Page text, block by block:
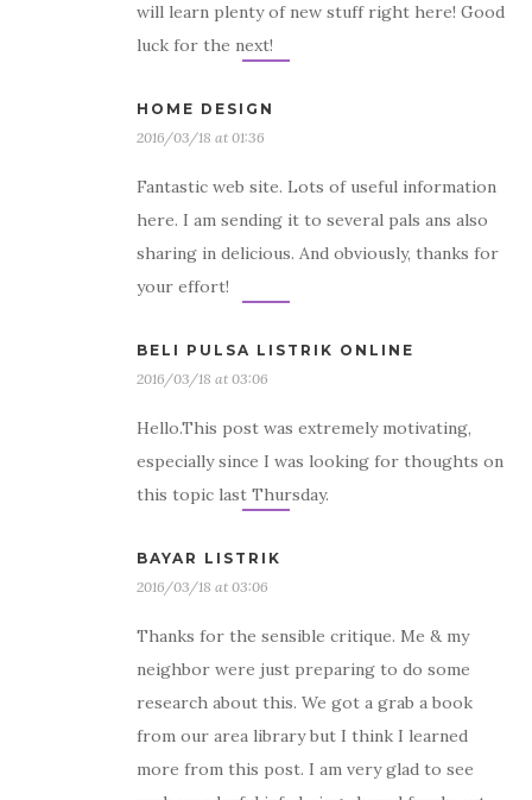
will learn plenty of new stuff right here! Good
luck for the next!
HOME DESIGN
2016/03/18 at 01:36
Fantastic web site. Lots of useful information
here. I am sending it to several pals ans also
sharing in delicious. And obviously, thanks for
your effort!
BELI PULSA LISTRIK ONLINE
2016/03/18 at 03:06
Hello.This post was extremely motivating,
especially since I was looking for thoughts on
this topic last Thursday.
BAYAR LISTRIK
2016/03/18 at 03:06
Thanks for the sensible critique. Me & my
neighbor were just preparing to do some
research about this. We got a grab a book
from our area library but I think I learned
more from this post. I am very glad to see